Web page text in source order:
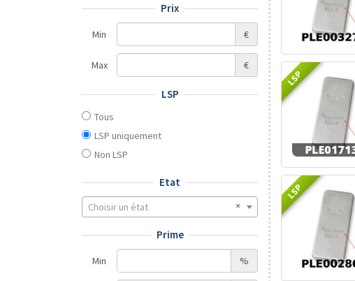
Prix
Min €
Max €
LSP
Tous
LSP uniquement
Non LSP
Etat
Choisir un état
Prime
Min %
LSP
LSP